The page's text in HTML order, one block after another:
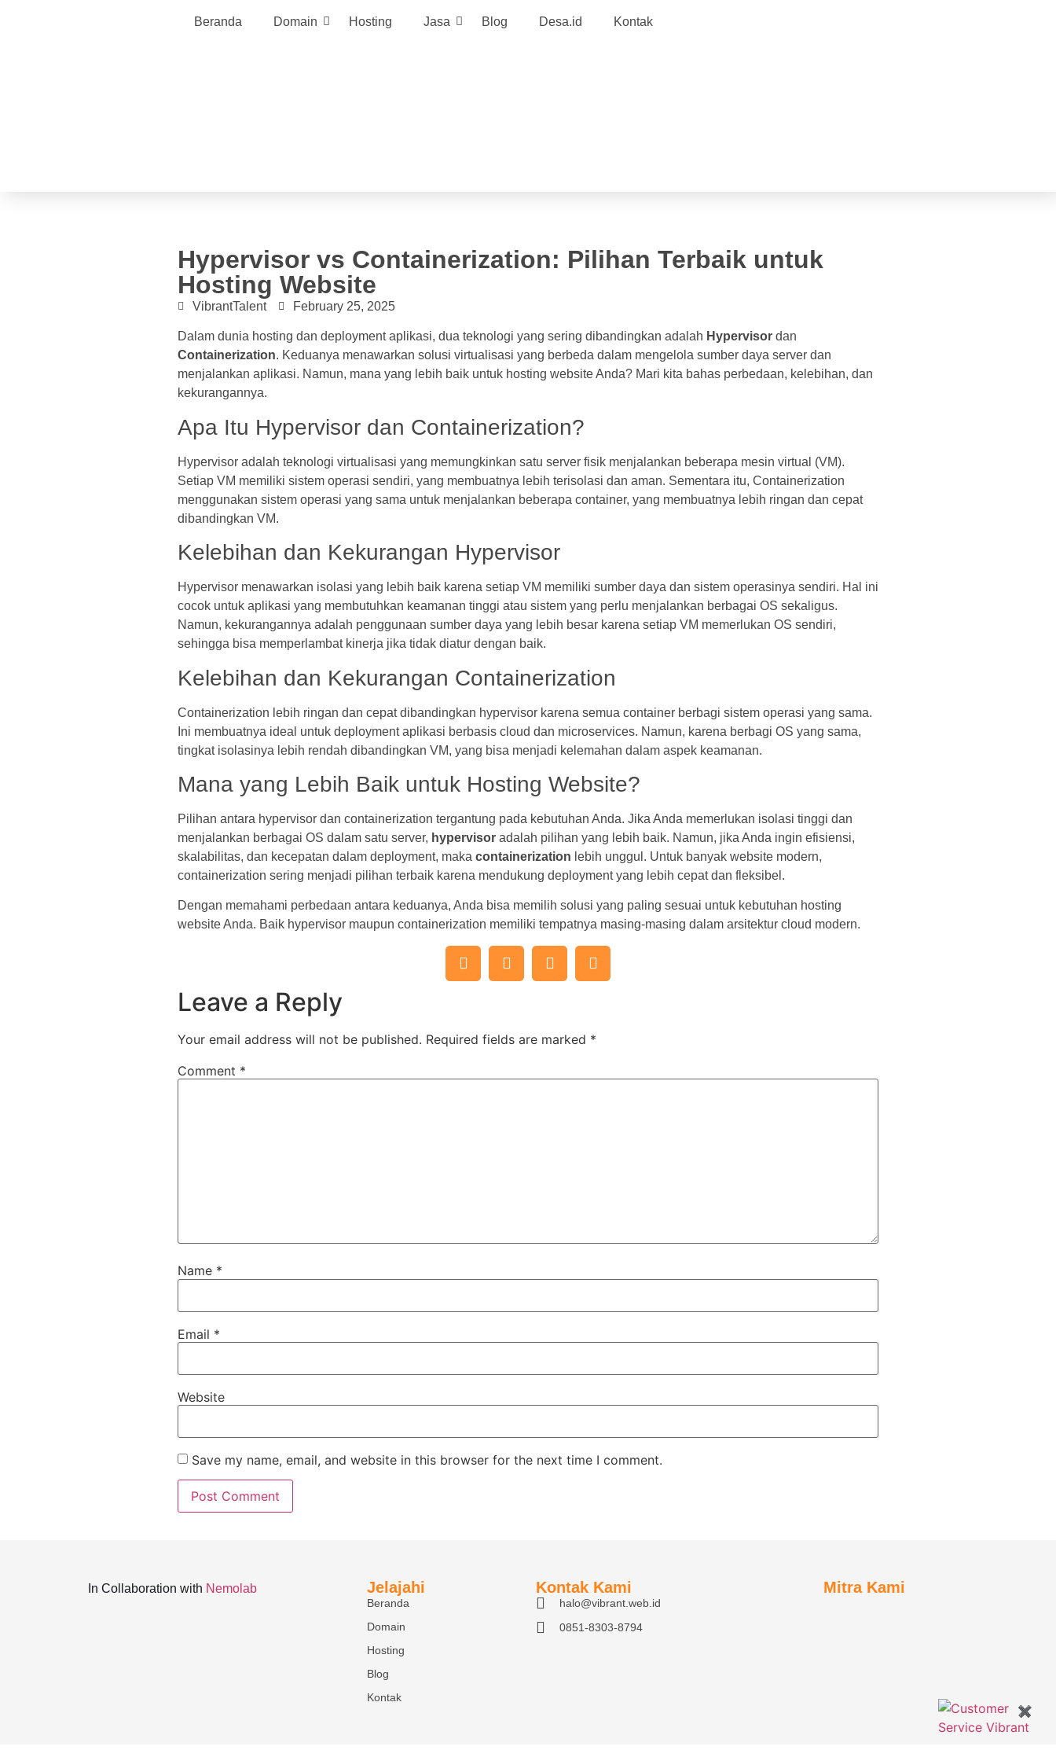
Beranda Domain Hosting Jasa Blog Desa.id Kontak
Hypervisor vs Containerization: Pilihan Terbaik untuk
Hosting Website
VibrantTalent February 25, 2025
Dalam dunia hosting dan deployment aplikasi, dua teknologi yang sering dibandingkan adalah Hypervisor dan
Containerization. Keduanya menawarkan solusi virtualisasi yang berbeda dalam mengelola sumber daya server dan
menjalankan aplikasi. Namun, mana yang lebih baik untuk hosting website Anda? Mari kita bahas perbedaan, kelebihan, dan
kekurangannya.
Apa Itu Hypervisor dan Containerization?
Hypervisor adalah teknologi virtualisasi yang memungkinkan satu server fisik menjalankan beberapa mesin virtual (VM).
Setiap VM memiliki sistem operasi sendiri, yang membuatnya lebih terisolasi dan aman. Sementara itu, Containerization
menggunakan sistem operasi yang sama untuk menjalankan beberapa container, yang membuatnya lebih ringan dan cepat
dibandingkan VM.
Kelebihan dan Kekurangan Hypervisor
Hypervisor menawarkan isolasi yang lebih baik karena setiap VM memiliki sumber daya dan sistem operasinya sendiri. Hal ini
cocok untuk aplikasi yang membutuhkan keamanan tinggi atau sistem yang perlu menjalankan berbagai OS sekaligus.
Namun, kekurangannya adalah penggunaan sumber daya yang lebih besar karena setiap VM memerlukan OS sendiri,
sehingga bisa memperlambat kinerja jika tidak diatur dengan baik.
Kelebihan dan Kekurangan Containerization
Containerization lebih ringan dan cepat dibandingkan hypervisor karena semua container berbagi sistem operasi yang sama.
Ini membuatnya ideal untuk deployment aplikasi berbasis cloud dan microservices. Namun, karena berbagi OS yang sama,
tingkat isolasinya lebih rendah dibandingkan VM, yang bisa menjadi kelemahan dalam aspek keamanan.
Mana yang Lebih Baik untuk Hosting Website?
Pilihan antara hypervisor dan containerization tergantung pada kebutuhan Anda. Jika Anda memerlukan isolasi tinggi dan
menjalankan berbagai OS dalam satu server, hypervisor adalah pilihan yang lebih baik. Namun, jika Anda ingin efisiensi,
skalabilitas, dan kecepatan dalam deployment, maka containerization lebih unggul. Untuk banyak website modern,
containerization sering menjadi pilihan terbaik karena mendukung deployment yang lebih cepat dan fleksibel.
Dengan memahami perbedaan antara keduanya, Anda bisa memilih solusi yang paling sesuai untuk kebutuhan hosting
website Anda. Baik hypervisor maupun containerization memiliki tempatnya masing-masing dalam arsitektur cloud modern.
Leave a Reply
Your email address will not be published. Required fields are marked *
Comment *
Name *
Email *
Website
Save my name, email, and website in this browser for the next time I comment.
In Collaboration with Nemolab Jelajahi
Beranda
Domain
Hosting
Blog
Kontak
Kontak Kami
halo@vibrant.web.id
0851-8303-8794
Mitra Kami
✖